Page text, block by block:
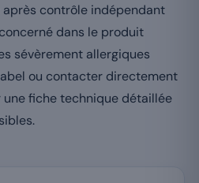
contrôle indépendant
dans le produit
sévèrement allergiques
ou contacter directement
fiche technique détaillée